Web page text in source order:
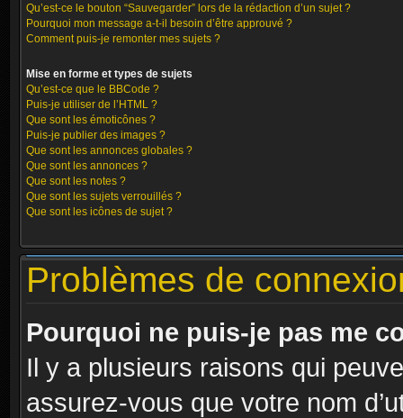
Qu’est-ce le bouton “Sauvegarder” lors de la rédaction d’un sujet ?
Pourquoi mon message a-t-il besoin d’être approuvé ?
Comment puis-je remonter mes sujets ?
Mise en forme et types de sujets
Qu’est-ce que le BBCode ?
Puis-je utiliser de l’HTML ?
Que sont les émoticônes ?
Puis-je publier des images ?
Que sont les annonces globales ?
Que sont les annonces ?
Que sont les notes ?
Que sont les sujets verrouillés ?
Que sont les icônes de sujet ?
Problèmes de
Pourquoi ne puis-je pas me
Il y a plusieurs raisons qui
assurez-vous que votre nom